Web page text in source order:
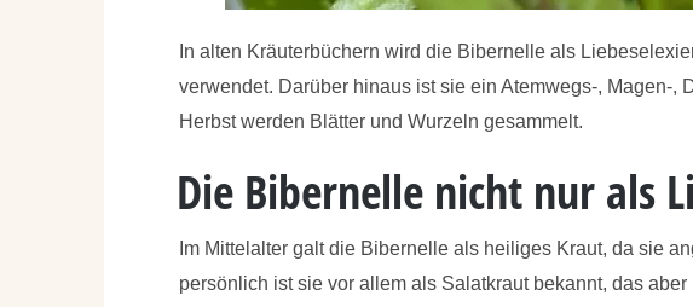
In alten Kräuterbüchern wird die Bibernelle als
verwendet. Darüber hinaus ist sie ein Atemwegs-, Magen-,
Herbst werden Blätter und Wurzeln gesammelt.
Die Bibernelle nicht nur als
Im Mittelalter galt die Bibernelle als heiliges Kraut, da sie
persönlich ist sie vor allem als Salatkraut bekannt, das